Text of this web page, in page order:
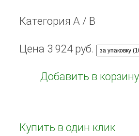
Категория А / B
Цена 3 924 руб.
Добавить в корзину
Купить в один клик